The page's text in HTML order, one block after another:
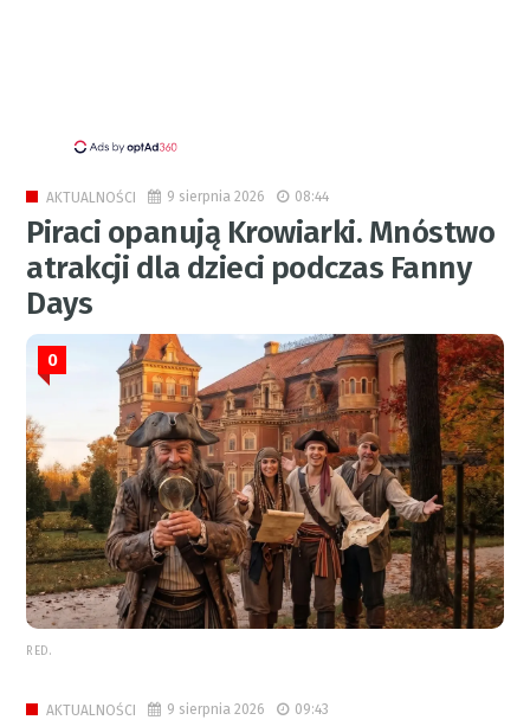
AKTUALNOŚCI 9 sierpnia 2026 08:44
Piraci opanują Krowiarki. Mnóstwo
atrakcji dla dzieci podczas Fanny
Days
0
RED.
AKTUALNOŚCI 9 sierpnia 2026 09:43